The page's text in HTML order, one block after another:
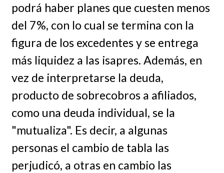
podrá haber planes que cuesten menos
del 7%, con lo cual se termina con la
figura de los excedentes y se entrega
más liquidez a las isapres. Además, en
vez de interpretarse la deuda,
producto de sobrecobros a afiliados,
como una deuda individual, se la
"mutualiza". Es decir, a algunas
personas el cambio de tabla las
perjudicó, a otras en cambio las